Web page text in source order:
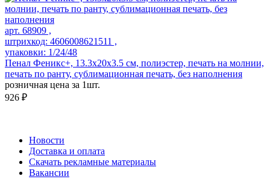
арт. 68909 ,
штрихкод: 4606008621511 ,
упаковки: 1/24/48
Пенал Феникс+, 13.3x20x3.5 см, полиэстер, печать на молнии,
печать по ранту, сублимационная печать, без наполнения
розничная цена за 1шт.
926 ₽
Новости
Доставка и оплата
Скачать рекламные материалы
Вакансии